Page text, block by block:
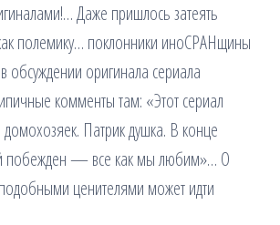
Даже пришлось затеять
полемику… поклонники иноСРАНщины
обсуждении оригинала сериала
комменты там: «Этот сериал
домохозяек. Патрик душка. В конце
побежден — все как мы любим»… О
ценителями может идти